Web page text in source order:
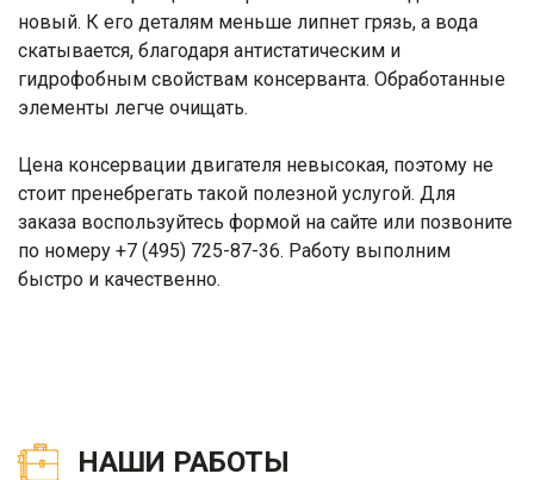
новый. К его деталям меньше липнет грязь, а вода
скатывается, благодаря антистатическим и
гидрофобным свойствам консерванта. Обработанные
элементы легче очищать.
Цена консервации двигателя невысокая, поэтому не
стоит пренебрегать такой полезной услугой. Для
заказа воспользуйтесь формой на сайте или позвоните
по номеру +7 (495) 725-87-36. Работу выполним
быстро и качественно.
НАШИ РАБОТЫ